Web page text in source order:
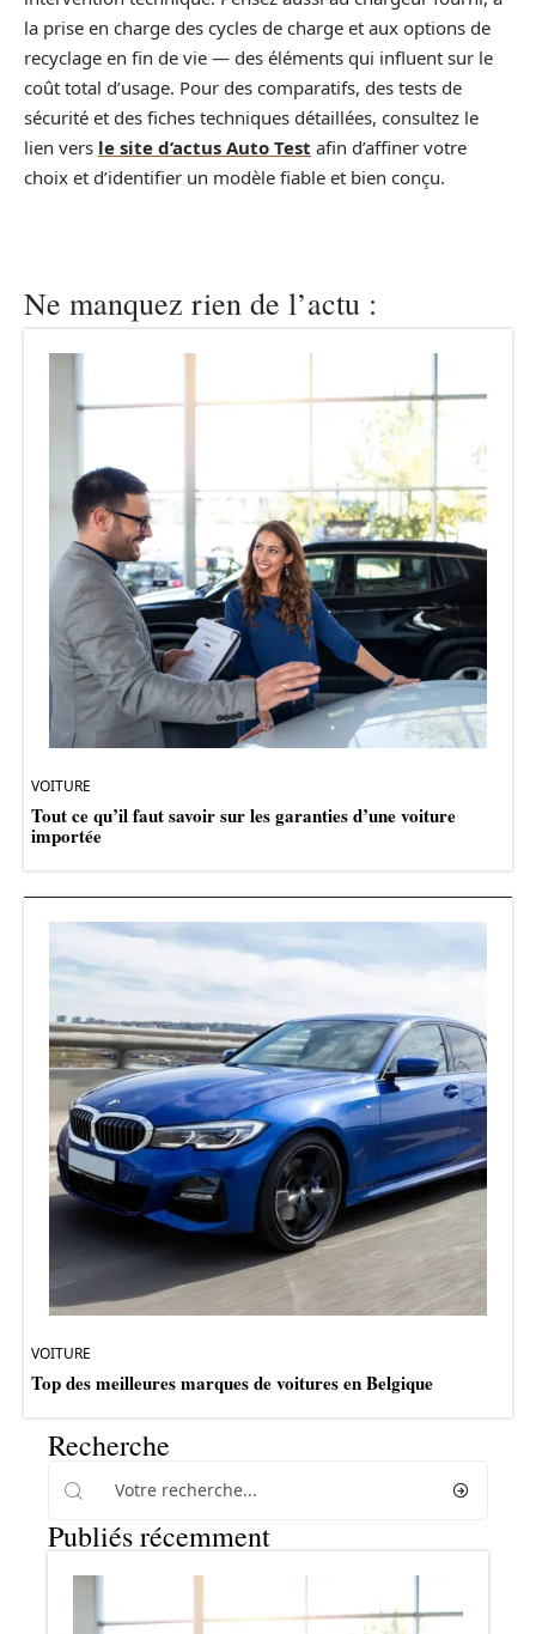
la prise en charge des cycles de charge et aux options de
recyclage en fin de vie — des éléments qui influent sur le
coût total d’usage. Pour des comparatifs, des tests de
sécurité et des fiches techniques détaillées, consultez le
lien vers le site d’actus Auto Test afin d’affiner votre
choix et d’identifier un modèle fiable et bien conçu.
Ne manquez rien de l’actu :
VOITURE
Tout ce qu’il faut savoir sur les garanties d’une voiture
importée
VOITURE
Top des meilleures marques de voitures en Belgique
Recherche
Publiés récemment